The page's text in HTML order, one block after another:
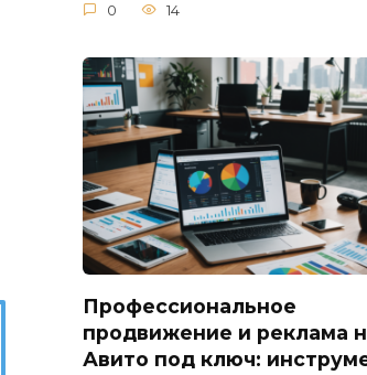
0 14
Профессиональное
продвижение и реклама
Авито под ключ: